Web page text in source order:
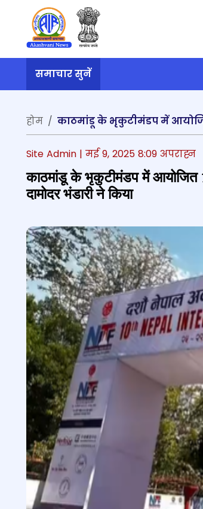
समाचार सुनें
होम
Site Admin | मई 9, 2025 8:09 अपराह्न
काठमांडू के भृकुटीमंडप में आयोजित
दामोदर भंडारी ने किया